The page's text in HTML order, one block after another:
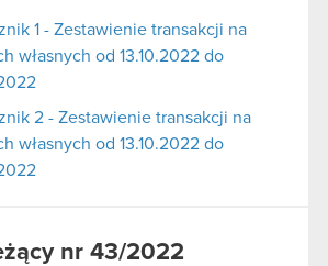
1 - Zestawienie transakcji na
własnych od 13.10.2022 do
2 - Zestawienie transakcji na
własnych od 13.10.2022 do
nr 43/2022